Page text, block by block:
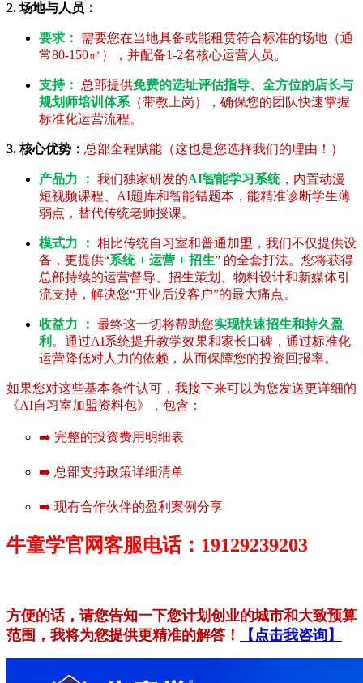
2. 场地与人员：
要求：
需要您在当地具备或能租赁符合标准的场地（通
常80-150㎡），并配备1-2名核心运营人员。
支持： 总部提供免费的选址评估指导、全方位的店长与
规划师培训体系 （带教上岗），确保您的团队快速掌握
标准化运营流程。
3. 核心优势： 总部全程赋能（这也是您选择我们的理由！）
产品力 ： 我们独家研发的AI智能学习系统，内置动漫
短视频课程、AI题库和智能错题本，能精准诊断学生薄
弱点，替代传统老师授课。
模式力 ： 相比传统自习室和普通加盟，我们不仅提供设
备，更提供“系统 + 运营 + 招生” 的全套打法。您将获得
总部持续的运营督导、招生策划、物料设计和新媒体引
流支持，解决您“开业后没客户”的最大痛点。
收益力 ： 最终这一切将帮助您实现快速招生和持久盈
利 。通过AI系统提升教学效果和家长口碑，通过标准化
运营降低对人力的依赖，从而保障您的投资回报率。
如果您对这些基本条件认可，我接下来可以为您发送更详细的
《AI自习室加盟资料包》，包含：
➡️ 完整的投资费用明细表
➡️ 总部支持政策详细清单
➡️ 现有合作伙伴的盈利案例分享
牛童学官网客服电话：19129239203
方便的话，请您告知一下您计划创业的城市和大致预算
范围，我将为您提供更精准的解答！
【点击我咨询】